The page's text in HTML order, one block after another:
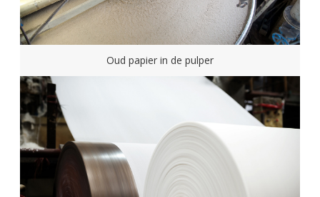
Oud papier in de pulper